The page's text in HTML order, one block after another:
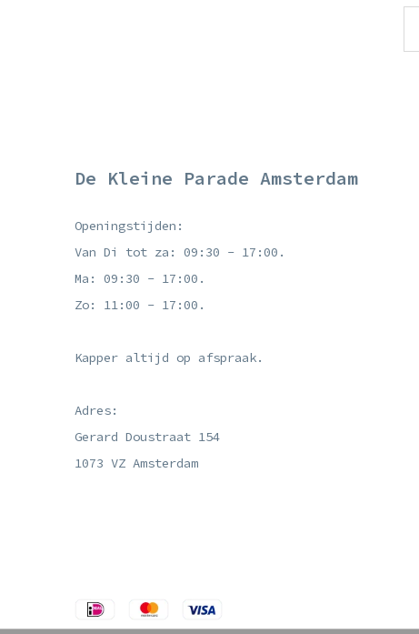
De Kleine Parade Amsterdam
Openingstijden:
Van Di tot za: 09:30 - 17:00.
Ma: 09:30 - 17:00.
Zo: 11:00 - 17:00.
Kapper altijd op afspraak.
Adres:
Gerard Doustraat 154
1073 VZ Amsterdam